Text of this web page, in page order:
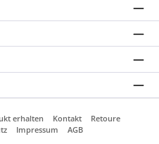
erhalten Kontakt
Retoure
Impressum AGB